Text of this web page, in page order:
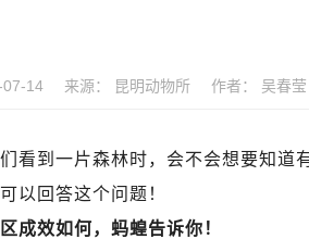
07-14 来源： 昆明动物所 作者： 吴春莹
看到一片森林时，会不会想要知道
以回答这个问题！
成效如何，蚂蝗告诉你！